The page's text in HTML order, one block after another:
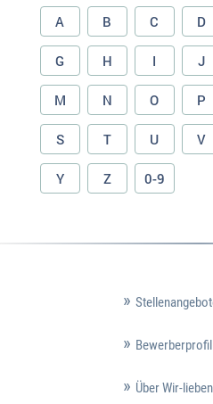
A B C D
G H I J
M N O P
S T U V
Y Z 0-9
Über Wir-